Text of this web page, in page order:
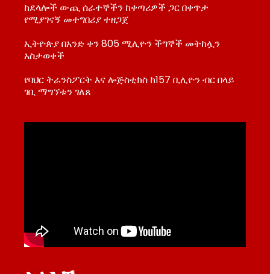
ከደላሎች ውጪ ሰራተኞችን ከቀጣሪዎች ጋር በቀጥታ
የሚያገናኝ መተግበሪያ ተዘጋጀ
ኢትዮጵያ በአንድ ቀን 805 ሚሊዮን ችግኞች መትከሏን
አስታወቀች
የባህር ትራንስፖርት እና ሎጅስቲክስ ከ157 ቢሊዮን ብር በላይ
ገቢ ማግኘቱን ገለጸ